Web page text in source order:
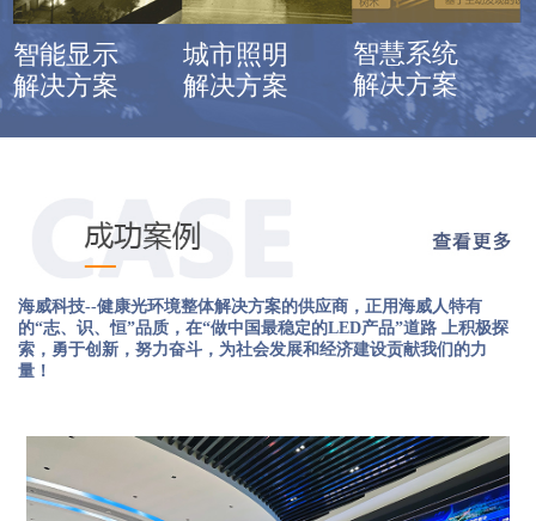
智能显示
解决方案
城市照明
解决方案
智慧系统
解决方案
海威科技--健康光环境整体解决方案的供应商，正用海威人特有
的“志、识、恒”品质，在“做中国最稳定的LED产品”道路 上积极探
索，勇于创新，努力奋斗，为社会发展和经济建设贡献我们的力
量！